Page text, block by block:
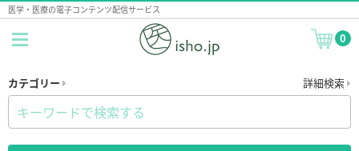
医学・医療の電子コンテンツ配信サービス
0
カテゴリー 詳細検索